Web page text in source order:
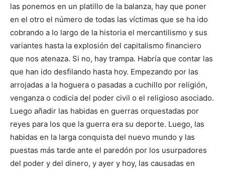
las ponemos en un platillo de la balanza, hay que poner
en el otro el número de todas las víctimas que se ha ido
cobrando a lo largo de la historia el mercantilismo y sus
va­riantes hasta la explosión del capita­lismo financiero
que nos ate­naza. Si no, hay trampa. Habría que contar las
que han ido desfi­lando hasta hoy. Empezando por las
arrojadas a la hoguera o pa­sadas a cuchillo por religión,
venganza o codicia del poder civil o el religioso aso­ciado.
Luego añadir las habidas en guerras or­questadas por
reyes para los que la guerra era su deporte. Luego, las
habidas en la larga conquista del nuevo mundo y las
puestas más tarde ante el pa­redón por los usurpadores
del poder y del di­nero, y ayer y hoy, las causadas en